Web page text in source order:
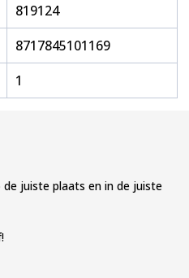
819124
8717845101169
1
juiste plaats en in de juiste